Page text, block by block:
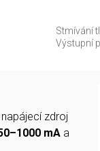
Stmívání
Výstupní
zdroj
mA a